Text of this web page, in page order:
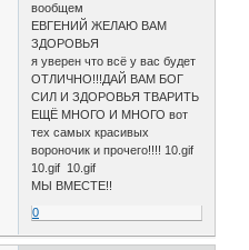
вообщем
ЕВГЕНИЙ ЖЕЛАЮ ВАМ
ЗДОРОВЬЯ
я уверен что всё у вас будет
ОТЛИЧНО!!!ДАЙ ВАМ БОГ
СИЛ И ЗДОРОВЬЯ ТВАРИТЬ
ЕЩЁ МНОГО И МНОГО вот
тех самых красивых
вороночик и прочего!!!! 10.gif
10.gif 10.gif
МЫ ВМЕСТЕ!!
0